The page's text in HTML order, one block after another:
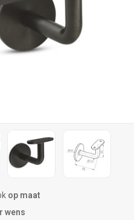
op maat
wens